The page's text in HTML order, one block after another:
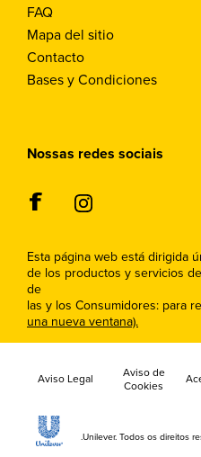
FAQ
Mapa del sitio
Contacto
Bases y Condiciones
Nossas redes sociais
Esta página web está dirigida
de los productos y servicios
de
las y los Consumidores: para
una nueva ventana).
Aviso Legal
Aviso de
Cookies